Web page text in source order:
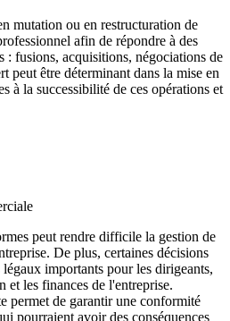
mutation ou en restructuration de
afin de répondre à des
: fusions, acquisitions, négociations de
peut être déterminant dans la mise en
à la successibilité de ces opérations et
peut rendre difficile la gestion de
De plus, certaines décisions
importants pour les dirigeants,
et les finances de l'entreprise.
permet de garantir une conformité
pourraient avoir des conséquences